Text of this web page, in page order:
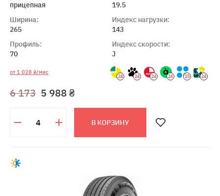
прицепная
Ширина:
265
Профиль:
70
19.5
Индекс нагрузки:
143
Индекс скорости:
J
от 1 028 ₴/мес
24 24 24 24 15 24
6 173 5 988 ₴
В КОРЗИНУ